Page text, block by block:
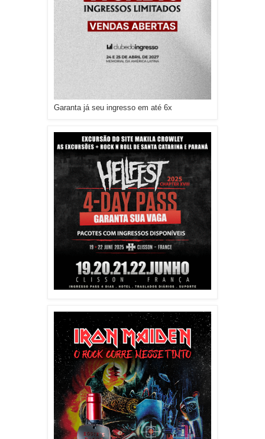
Garanta já seu ingresso em até 6x